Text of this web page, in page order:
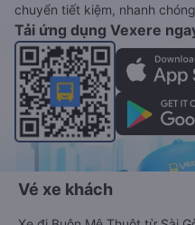
chuyển tiết kiệm, nhanh
Tải ứng dụng Vexere
Vé xe khách